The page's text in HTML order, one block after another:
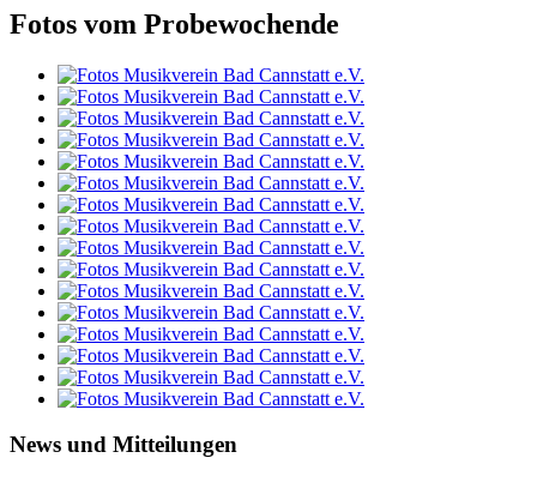
Fotos vom Probewochende
News und Mitteilungen